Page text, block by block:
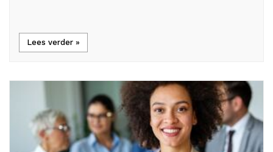
Lees verder »